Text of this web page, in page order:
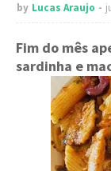
by Lucas Araujo
Fim do mês
sardinha e